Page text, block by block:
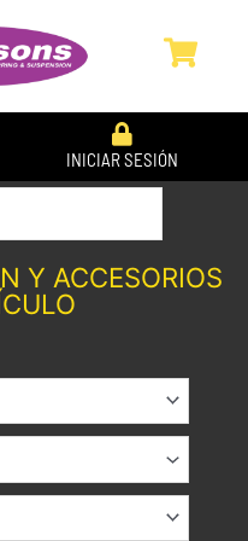
INICIAR SESIÓN
Y ACCESORIOS